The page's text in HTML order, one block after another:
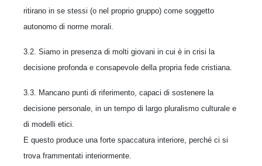
ritirano in se stessi (o nel proprio gruppo) come soggetto
autonomo di norme morali.
3.2. Siamo in presenza di molti giovani in cui è in crisi la
decisione profonda e consapevole della propria fede cristiana.
3.3. Mancano punti di riferimento, capaci di sostenere la
decisione personale, in un tempo di largo pluralismo culturale e
di modelli etici.
E questo produce una forte spaccatura interiore, perché ci si
trova frammentati interiormente.